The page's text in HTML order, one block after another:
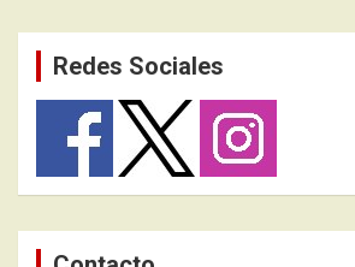
Redes Sociales